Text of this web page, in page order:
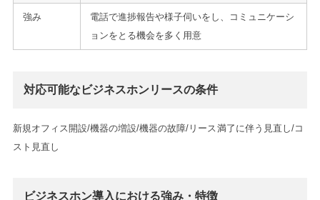
強み
電話で進捗報告や様子伺いをし、コミュニケーシ
ョンをとる機会を多く用意
対応可能なビジネスホンリースの条件
新規オフィス開設/機器の増設/機器の故障/リース満了に伴う見直し/コ
スト見直し
ビジネスホン導入における強み・特徴